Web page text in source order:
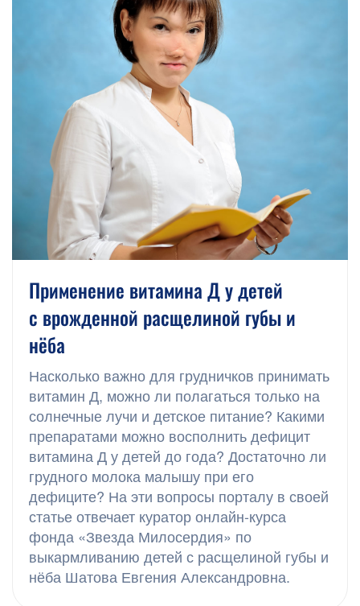
Применение витамина Д у детей
с врожденной расщелиной губы и
нёба
Насколько важно для грудничков принимать
витамин Д, можно ли полагаться только на
солнечные лучи и детское питание? Какими
препаратами можно восполнить дефицит
витамина Д у детей до года? Достаточно ли
грудного молока малышу при его
дефиците? На эти вопросы порталу в своей
статье отвечает куратор онлайн-курса
фонда «Звезда Милосердия» по
выкармливанию детей с расщелиной губы и
нёба Шатова Евгения Александровна.